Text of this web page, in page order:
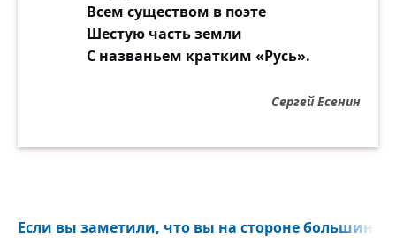
Всем существом в поэте
Шестую часть земли
С названьем кратким «Русь».
Сергей Есенин
Если вы заметили, что вы на стороне